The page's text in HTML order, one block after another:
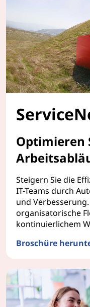
Optimieren
Steigern Sie die
IT-Teams durch
und
organisatorische
kontinuierlichem
Broschüre